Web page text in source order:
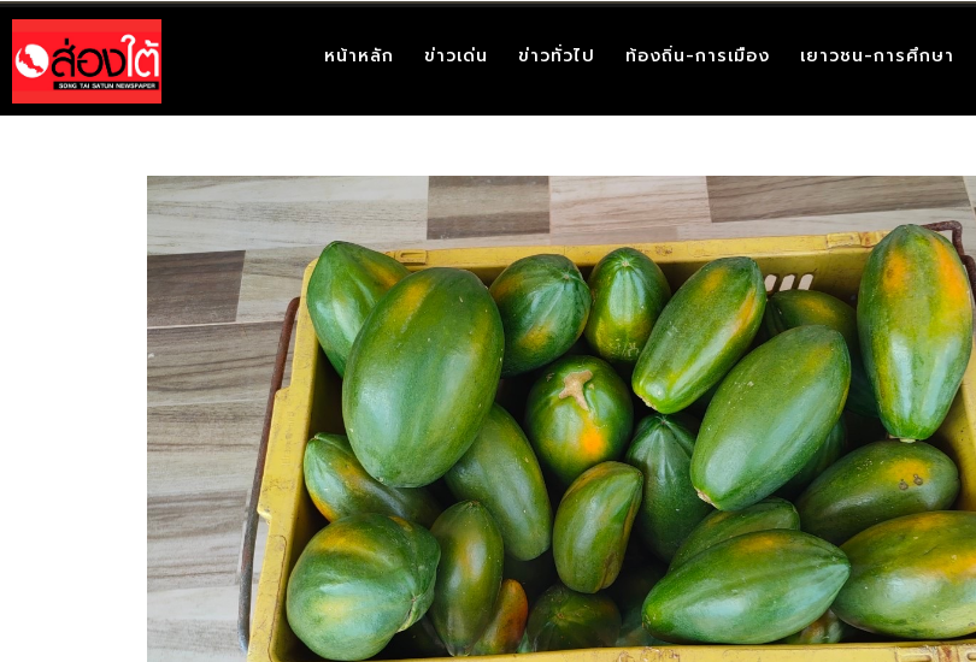
หน้าหลัก ข่าวเด่น ข่าวทั่วไป ท้องถิ่น-การเมือง เยาวชน-การศึกษา